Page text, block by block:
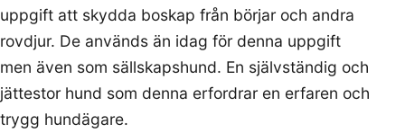
uppgift att skydda boskap från börjar och andra
rovdjur. De används än idag för denna uppgift
men även som sällskapshund. En självständig och
jättestor hund som denna erfordrar en erfaren och
trygg hundägare.